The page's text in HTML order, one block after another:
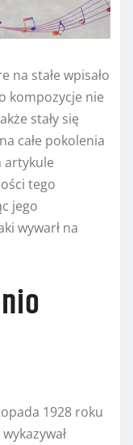
na stałe wpisało
kompozycje nie
stały się
całe pokolenia
artykule
tego
jego
wywarł na
1928 roku